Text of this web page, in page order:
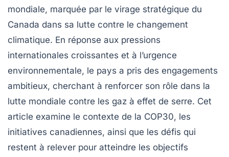
mondiale, marquée par le virage stratégique du
Canada dans sa lutte contre le changement
climatique. En réponse aux pressions
internationales croissantes et à l’urgence
environnementale, le pays a pris des engagements
ambitieux, cherchant à renforcer son rôle dans la
lutte mondiale contre les gaz à effet de serre. Cet
article examine le contexte de la COP30, les
initiatives canadiennes, ainsi que les défis qui
restent à relever pour atteindre les objectifs